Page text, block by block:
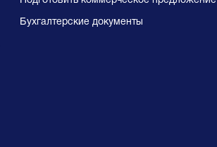
Бухгалтерские документы